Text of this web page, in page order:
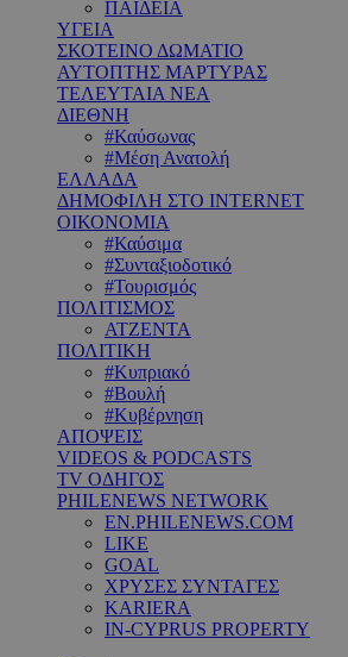
ΠΑΙΔΕΙΑ
ΥΓΕΙΑ
ΣΚΟΤΕΙΝΟ ΔΩΜΑΤΙΟ
ΑΥΤΟΠΤΗΣ ΜΑΡΤΥΡΑΣ
ΤΕΛΕΥΤΑΙΑ ΝΕΑ
ΔΙΕΘΝΗ
#Καύσωνας
#Μέση Ανατολή
ΕΛΛΑΔΑ
ΔΗΜΟΦΙΛΗ ΣΤΟ INTERNET
ΟΙΚΟΝΟΜΙΑ
#Καύσιμα
#Συνταξιοδοτικό
#Τουρισμός
ΠΟΛΙΤΙΣΜΟΣ
ΑΤΖΕΝΤΑ
ΠΟΛΙΤΙΚΗ
#Κυπριακό
#Βουλή
#Κυβέρνηση
ΑΠΟΨΕΙΣ
VIDEOS & PODCASTS
TV ΟΔΗΓΟΣ
PHILENEWS NETWORK
EN.PHILENEWS.COM
LIKE
GOAL
ΧΡΥΣΕΣ ΣΥΝΤΑΓΕΣ
KARIERA
IN-CYPRUS PROPERTY